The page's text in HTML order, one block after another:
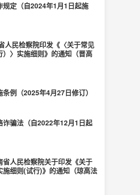
定（自2024年1月1日起施
人民检察院印发《〈关于常见
〉实施细则》的通知（晋高
例（2025年4月27日修订）
诈骗法（自2022年12月1日起
人民检察院关于印发《关于
细则(试行)》的通知（琼高法